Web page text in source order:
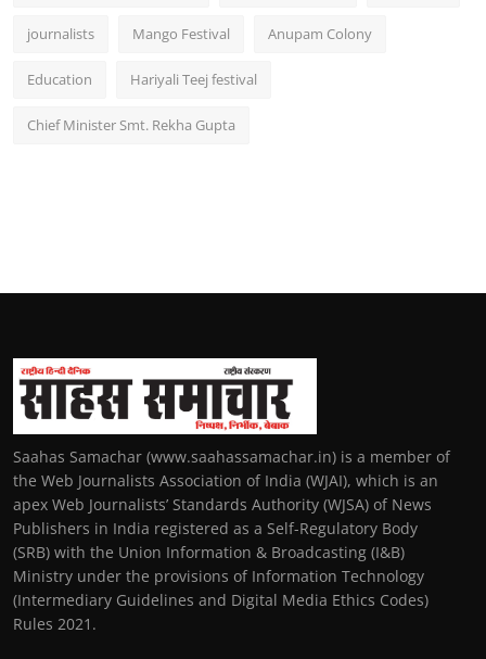
journalists Mango Festival Anupam Colony
Education Hariyali Teej festival
Chief Minister Smt. Rekha Gupta
Saahas Samachar (www.saahassamachar.in) is a member of
the Web Journalists Association of India (WJAI), which is an
apex Web Journalists’ Standards Authority (WJSA) of News
Publishers in India registered as a Self-Regulatory Body
(SRB) with the Union Information & Broadcasting (I&B)
Ministry under the provisions of Information Technology
(Intermediary Guidelines and Digital Media Ethics Codes)
Rules 2021.